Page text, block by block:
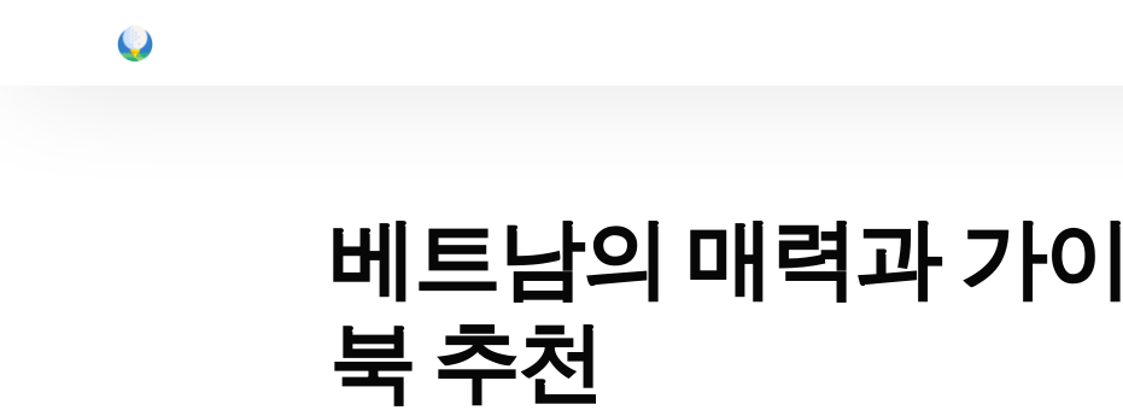
베트남의 매력과 가
북 추천